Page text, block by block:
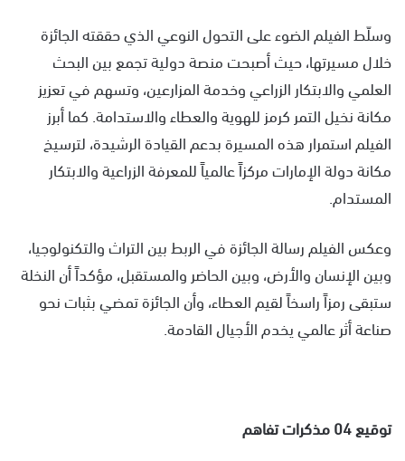
وسلّط الفيلم الضوء على التحول النوعي الذي حققته الجائزة
خلال مسيرتها، حيث أصبحت منصة دولية تجمع بين البحث
العلمي والابتكار الزراعي وخدمة المزارعين، وتسهم في تعزيز
مكانة نخيل التمر كرمز للهوية والعطاء والاستدامة. كما أبرز
الفيلم استمرار هذه المسيرة بدعم القيادة الرشيدة، لترسيخ
مكانة دولة الإمارات مركزاً عالمياً للمعرفة الزراعية والابتكار
المستدام.
وعكس الفيلم رسالة الجائزة في الربط بين التراث والتكنولوجيا،
وبين الإنسان والأرض، وبين الحاضر والمستقبل، مؤكداً أن النخلة
ستبقى رمزاً راسخاً لقيم العطاء، وأن الجائزة تمضي بثبات نحو
صناعة أثر عالمي يخدم الأجيال القادمة.
توقيع 04 مذكرات تفاهم